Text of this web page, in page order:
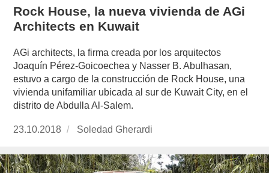
Rock House, la nueva vivienda de AGi
Architects en Kuwait
AGi architects, la firma creada por los arquitectos
Joaquín Pérez-Goicoechea y Nasser B. Abulhasan,
estuvo a cargo de la construcción de Rock House, una
vivienda unifamiliar ubicada al sur de Kuwait City, en el
distrito de Abdulla Al-Salem.
Publicado
23.10.2018
https://www.experimenta.es/author/soledad-
Soledad Gherardi